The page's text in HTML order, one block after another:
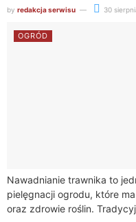
by redakcja serwisu 30
OGRÓD
Nawadnianie trawnika to
pielęgnacji ogrodu, które
oraz zdrowie roślin.